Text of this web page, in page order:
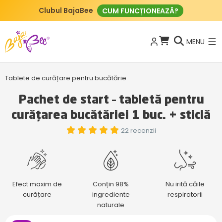
Nou: ECO tablete pentru curățenie CUMPĂRAȚI AICI
MENU
Tablete de curățare pentru bucătărie
Pachet de start – tabletă pentru
curățarea bucătăriei 1 buc. + sticlă
22 recenzii
Efect maxim de
curățare
Conțin 98%
ingrediente
naturale
Nu irită căile
respiratorii